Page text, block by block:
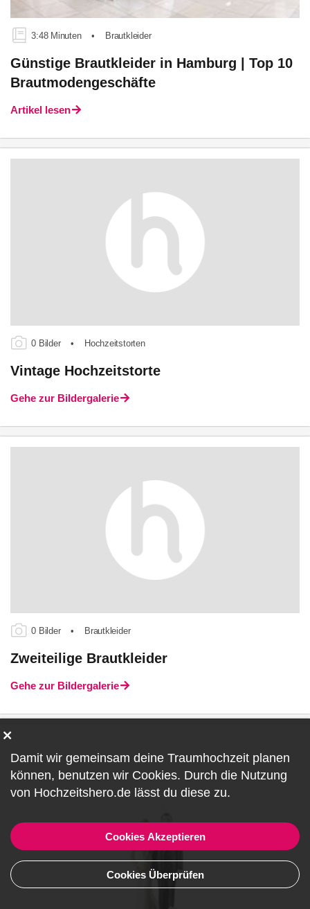
3:48 Minuten • Brautkleider
Günstige Brautkleider in Hamburg | Top 10
Brautmodengeschäfte
Artikel lesen
0 Bilder • Hochzeitstorten
Vintage Hochzeitstorte
Gehe zur Bildergalerie
0 Bilder • Brautkleider
Zweiteilige Brautkleider
Gehe zur Bildergalerie
Damit wir gemeinsam deine Traumhochzeit planen
können, benutzen wir Cookies. Durch die Nutzung
von Hochzeitshero.de lässt du diese zu.
Cookies Akzeptieren
Cookies Überprüfen